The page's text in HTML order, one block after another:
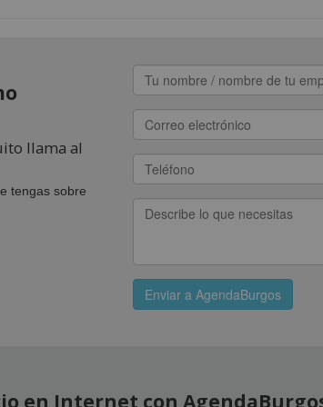
llama al
tengas sobre
Enviar a AgendaBurgos
en Internet con